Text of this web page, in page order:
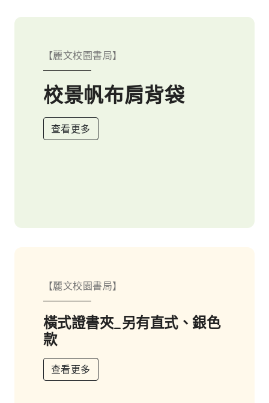
【麗文校園書局】
校景帆布肩背袋
查看更多
【麗文校園書局】
橫式證書夾_另有直式、銀色
款
查看更多